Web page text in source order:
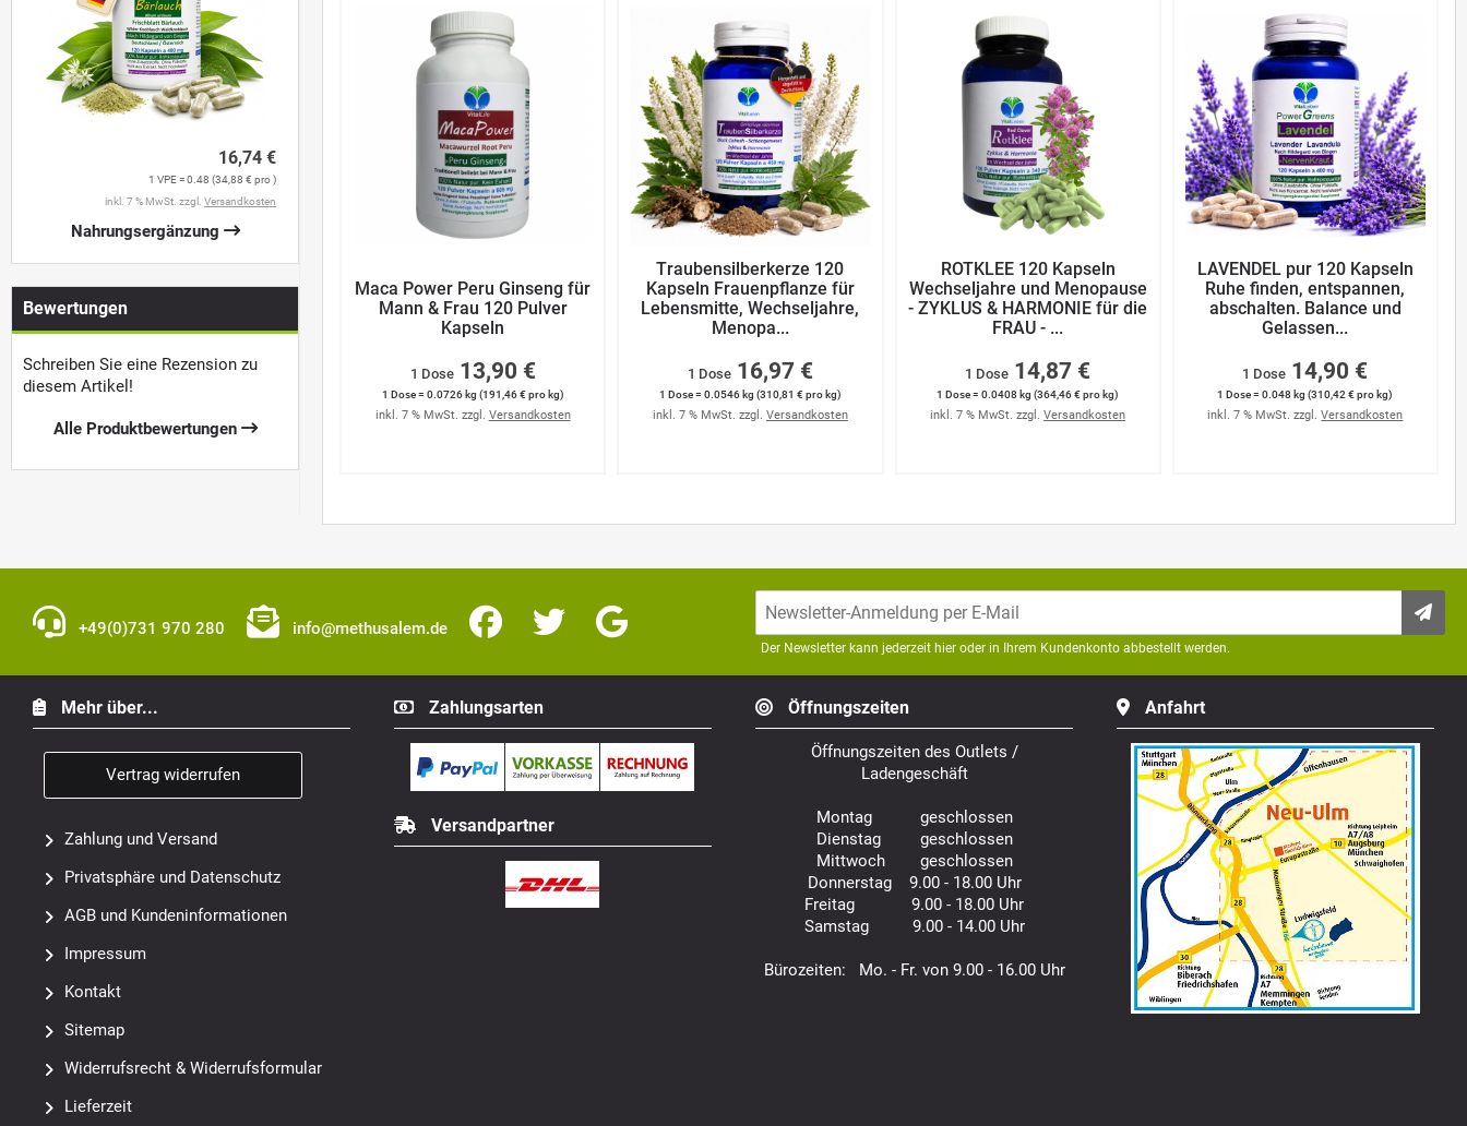
Maca Power Peru Ginseng für
Mann & Frau 120 Pulver
Kapseln
1 Dose 13,90 €
1 Dose = 0.0726 kg (191,46 € pro kg)
inkl. 7 % MwSt. zzgl. Versandkosten
Traubensilberkerze 120
Kapseln Frauenpflanze für
Lebensmitte, Wechseljahre,
Menopa...
1 Dose 16,97 €
1 Dose = 0.0546 kg (310,81 € pro kg)
inkl. 7 % MwSt. zzgl. Versandkosten
ROTKLEE 120 Kapseln
Wechseljahre und Menopause
- ZYKLUS & HARMONIE für die
FRAU - ...
1 Dose 14,87 €
1 Dose = 0.0408 kg (364,46 € pro kg)
inkl. 7 % MwSt. zzgl.Versandkosten
LAVENDEL pur 120 Kapseln
Ruhe finden, entspannen,
abschalten. Balance und
Gelassen...
1 Dose 14,90 €
1 Dose = 0.048 kg (310,42 € pro kg)
inkl. 7 % MwSt. zzgl.Versandkosten
16,74 €
1 VPE = 0.48 (34,88 € pro )
inkl. 7 % MwSt. zzgl. Versandkosten
Nahrungsergänzung
Bewertungen
Schreiben Sie eine Rezension zu
diesem Artikel!
Alle Produktbewertungen
+49(0)731 970 280 info@methusalem.de
Der Newsletter kann jederzeit hier oder in Ihrem Kundenkonto abbestellt werden.
Mehr über...
Vertrag widerrufen
Zahlung und Versand
Privatsphäre und Datenschutz
AGB und Kundeninformationen
Impressum
Kontakt
Sitemap
Widerrufsrecht & Widerrufsformular
Lieferzeit
Zahlungsarten
Versandpartner
Öffnungszeiten
Öffnungszeiten des Outlets /
Ladengeschäft
Montag geschlossen
Dienstag geschlossen
Mittwoch geschlossen
Donnerstag 9.00 - 18.00 Uhr
Freitag 9.00 - 18.00 Uhr
Samstag 9.00 - 14.00 Uhr
Bürozeiten: Mo. - Fr. von 9.00 - 16.00 Uhr
Anfahrt